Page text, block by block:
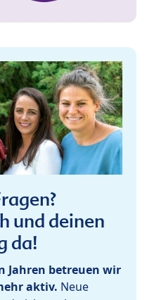
und deinen
da!
Jahren betreuen wir
aktiv. Neue